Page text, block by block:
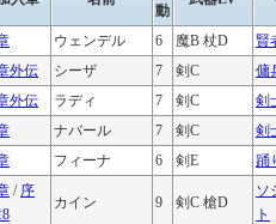
動
ウェンデル 6 魔B 杖D
賢
外伝
シーザ 7 剣C
傭
外伝
ラディ 7 剣C
剣
ナバール 7 剣C
剣
フィーナ 6 剣E
踊
/ 序
カイン 9 剣C 槍D
ソ
ト